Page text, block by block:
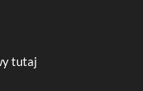
g
rtutaj